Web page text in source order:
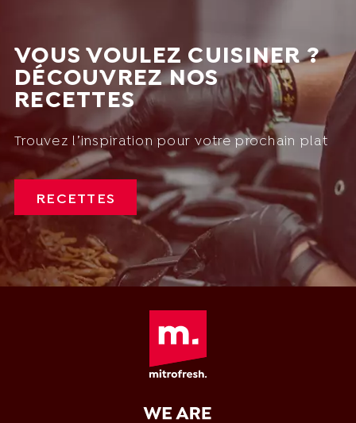
VOUS VOULEZ CUISINER ?
DÉCOUVREZ NOS
RECETTES
Trouvez l’inspiration pour votre prochain plat
RECETTES